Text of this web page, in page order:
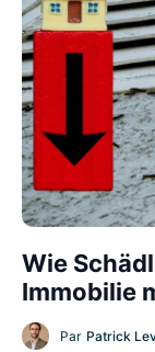
Wie
Immobilie
Par Patrick